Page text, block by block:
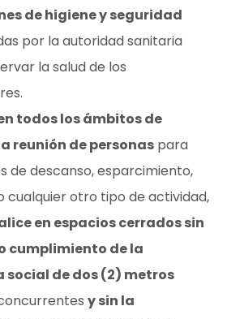
de higiene y seguridad
por la autoridad sanitaria
la salud de los
todos los ámbitos de
reunión de personas para
de descanso, esparcimiento,
cualquier otro tipo de actividad,
en espacios cerrados sin
cumplimiento de la
social de dos (2) metros
y sin la